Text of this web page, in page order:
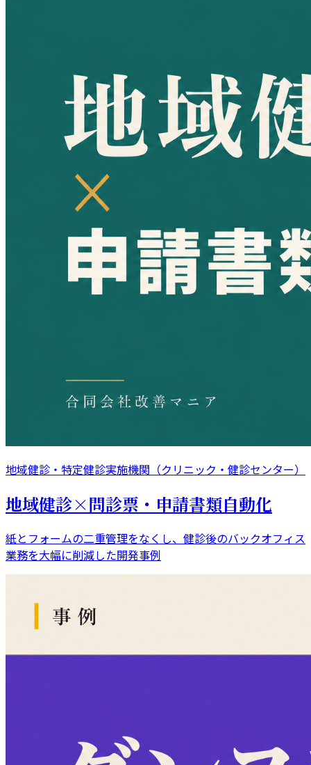
地域健診・特定健診実施機関（クリニック・健診センター）
地域健診×問診票・申請書類自動化
紙とフォームの二重管理をなくし、健診後のバックオフィス
業務を大幅に削減した開発事例